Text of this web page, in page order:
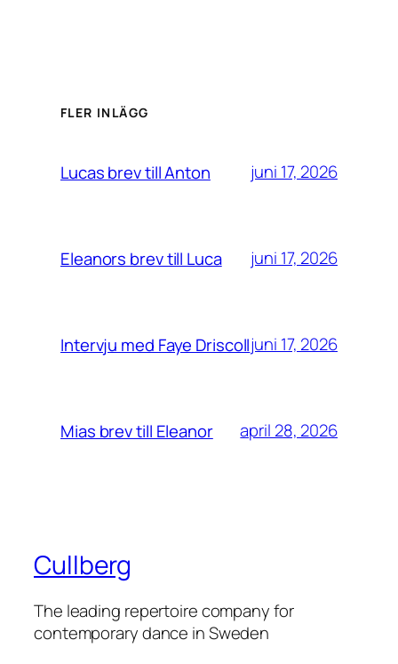
FLER INLÄGG
Lucas brev till Anton juni 17, 2026
Eleanors brev till Luca juni 17, 2026
Intervju med Faye Driscolljuni 17, 2026
Mias brev till Eleanor april 28, 2026
Cullberg
The leading repertoire company for
contemporary dance in Sweden